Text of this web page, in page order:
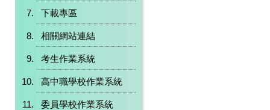
下載專區
相關網站連結
考生作業系統
高中職學校作業系統
委員學校作業系統